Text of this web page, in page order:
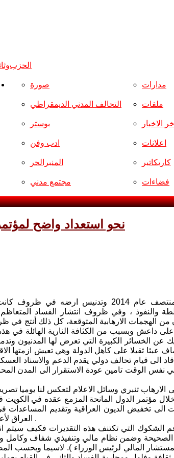
الحزب
صورة
التحالف المدني الديمقراطي
بوستر
ادب وفن
المنبرالحر
مجتمع مدني
مدارات
ملفات
اخر الاخبار
اعلانات
كاريكاتير
فضاءات
نحو استعداد واضح
منذ دخول داعش العراق في منتصف عام 2014 وتدنيس
والنفوذ ، وفي ظروف انتشار الفساد
من الهجمات الارهابية المتوقعة، كل ذلك
داعش وبسبب من الكثافة النارية الهائلة في
الخسائر الكبيرة التي تعرض لها المدنيون
عبئا ثقيلا على كاهل الدولة وهي تعيش ازمتها
قاد الى قيام تحالف دولي يقدم الدعم والاسناد
وفي نفس الوقت تامين عودة الاستقرار الى المدن
تنبري وسائل الاعلام لتعكس لنا يوميا
مؤتمر الدول المانحة المزمع عقده في
عام 2003 التي افضت الى تخفيض الديون العراقية وتقديم
العراق لأعمار المدن المدمرة ، حسب التقديرات الاولية ، الى 115 مليار دولار .
التي تكتنف هذه التقديرات فكيف سيتم
الصحيحة وضمن نظام مالي وتنفيذي شفاف وكامل
المالي لرئيس الوزراء ). لاسيما وبحسب